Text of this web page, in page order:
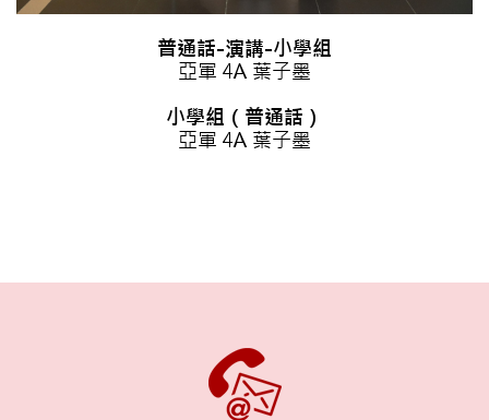
普通話-演講-小學組
亞軍 4A 葉子墨
小學組（普通話）
亞軍 4A 葉子墨